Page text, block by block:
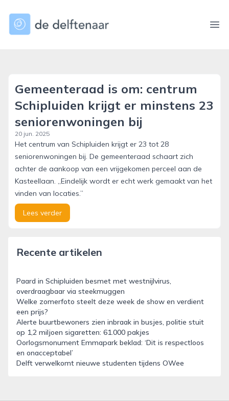
dedelftenaar.nl
Gemeenteraad is om: centrum
Schipluiden krijgt er minstens 23
seniorenwoningen bij
20 jun. 2025
Het centrum van Schipluiden krijgt er 23 tot 28
seniorenwoningen bij. De gemeenteraad schaart zich
achter de aankoop van een vrijgekomen perceel aan de
Kasteellaan. „Eindelijk wordt er echt werk gemaakt van het
vinden van locaties.”
Lees verder
Recente artikelen
Paard in Schipluiden besmet met westnijlvirus,
overdraagbaar via steekmuggen
Welke zomerfoto steelt deze week de show en verdient
een prijs?
Alerte buurtbewoners zien inbraak in busjes, politie stuit
op 1,2 miljoen sigaretten: 61.000 pakjes
Oorlogsmonument Emmapark beklad: ‘Dit is respectloos
en onacceptabel’
Delft verwelkomt nieuwe studenten tijdens OWee